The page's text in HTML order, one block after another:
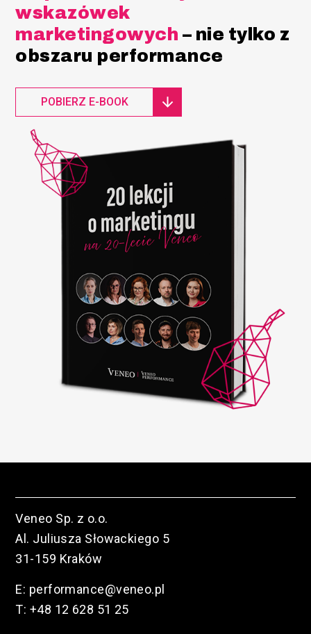
wskazówek
marketingowych – nie tylko z
obszaru performance
POBIERZ E-BOOK
Veneo Sp. z o.o.
Al. Juliusza Słowackiego 5
31-159 Kraków
E: performance@veneo.pl
T: +48 12 628 51 25